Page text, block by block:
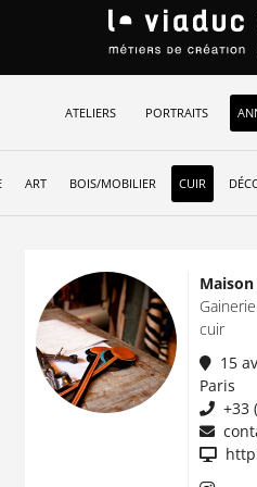
ATELIERS PORTRAITS
ART BOIS/MOBILIER CUIR
Maison
cuir
15
Paris
+33